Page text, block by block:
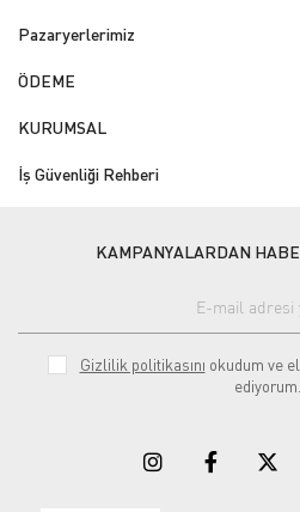
Pazaryerlerimiz
ÖDEME
KURUMSAL
İş Güvenliği Rehberi
KAMPANYALARDAN
Gizlilik politikasını okudum ve
ediyorum.